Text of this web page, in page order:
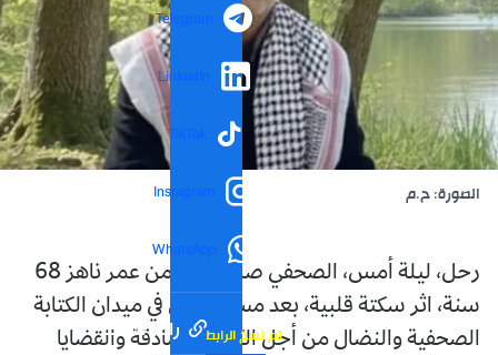
Telegram
LinkedIn
TikTok
Instagram
WhatsApp
رابط مختصر تم نسخ الرابط
الصورة: ح.م
رحل، ليلة أمس، الصحفي صالح زياد عمن عمر ناهز 68
سنة، اثر سكتة قلبية، بعد مسار طويل في ميدان الكتابة
الصحفية والنضال من أجل الكلمة الصادقة والقضايا